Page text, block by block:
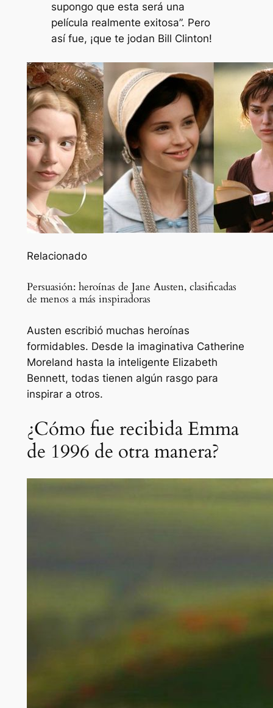
supongo que esta será una
película realmente exitosa”. Pero
así fue, ¡que te jodan Bill Clinton!
Relacionado
Persuasión: heroínas de Jane Austen, clasificadas
de menos a más inspiradoras
Austen escribió muchas heroínas
formidables. Desde la imaginativa Catherine
Moreland hasta la inteligente Elizabeth
Bennett, todas tienen algún rasgo para
inspirar a otros.
¿Cómo fue recibida Emma
de 1996 de otra manera?